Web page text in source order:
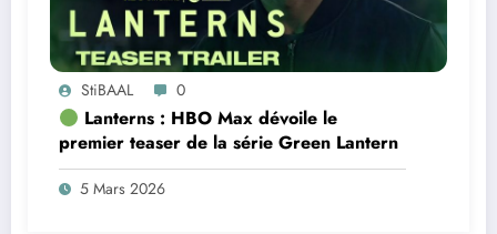
StiBAAL 0
Lanterns : HBO Max dévoile le
premier teaser de la série Green Lantern
5 Mars 2026